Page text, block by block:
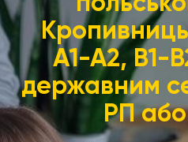
А1-А2, В1-
державним
РП або